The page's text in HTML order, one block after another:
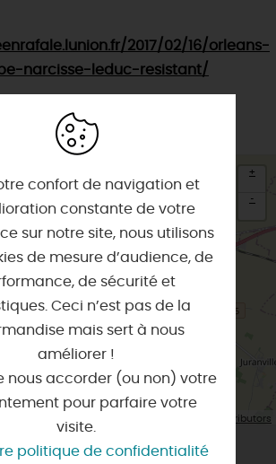
2017/02/16/orleans-
narcisse-leduc-resistant/
×
BEAUNE-LA-ROLANDE
+
-
OpenStreetMap contributors
confort de navigation et
constante de votre
sur notre site, nous utilisons
de mesure d’audience, de
de sécurité et
Ceci n’est pas de la
mais sert à nous
améliorer !
nous accorder (ou non) votre
pour parfaire votre
visite.
politique de confidentialité